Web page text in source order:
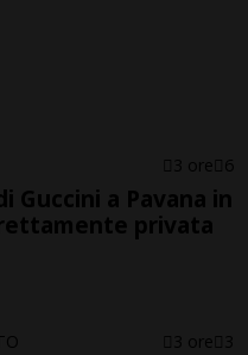
3 ore 6
Guccini a Pavana in
privata
3 ore 3